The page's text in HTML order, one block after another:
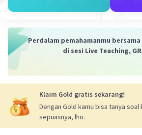
Perdalam pemahamanmu
di sesi Live Teaching,
Klaim Gold gratis sekarang!
Dengan Gold kamu bisa tanya soal
sepuasnya, lho.